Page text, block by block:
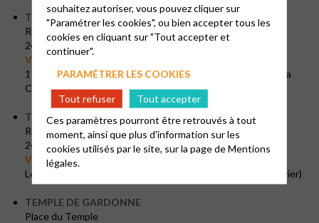
TEMPLE D’EYMET
Rue du temple
24500 EYMET
Voir sur la carte
1 dimanche 10h30 tous les 2/3 mois, en collaboration avec la
Chaplaincy of Aquitaine (voir calend.)
TEMPLE DE LA FORCE
Rue du Temple
24130 LA FORCE
Voir sur la carte
Les 1er et 3ème samedi du mois à 18h(se référer au calendrier)
TEMPLE DE GARDONNE
Place du Temple
souhaitez autoriser, vous pouvez cliquer sur
"Paramétrer les cookies", ou bien accepter tous les
cookies en cliquant sur "Tout accepter et
continuer".
PARAMÉTRER LES COOKIES
Tout refuser
Tout accepter
Ces paramètres pourront être retrouvés à tout
moment, ainsi que plus d'information sur les
cookies utilisés par le site, sur la page deMentions
légales.